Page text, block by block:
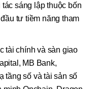
sáng lập thuộc bốn
tư tiềm năng tham
tài chính và sàn giao
MB Bank,
tầng số và tài sản số